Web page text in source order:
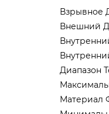
Взрывное
Внешний
Диапазон
Материал